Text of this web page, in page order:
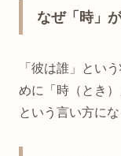
なぜ「時」
「彼は誰」とい
めに「時（とき）
という言い方に